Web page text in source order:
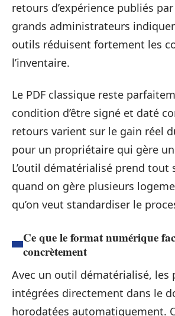
retours d’expérience publiés
grands administrateurs
outils réduisent fortement les
l’inventaire.
Le PDF classique reste
condition d’être signé et daté
retours varient sur le gain réel
pour un propriétaire qui gère
L’outil dématérialisé prend tout
quand on gère plusieurs
qu’on veut standardiser le
Ce que le format numérique
concrètement
Avec un outil dématérialisé, les
intégrées directement dans le
horodatées automatiquement.